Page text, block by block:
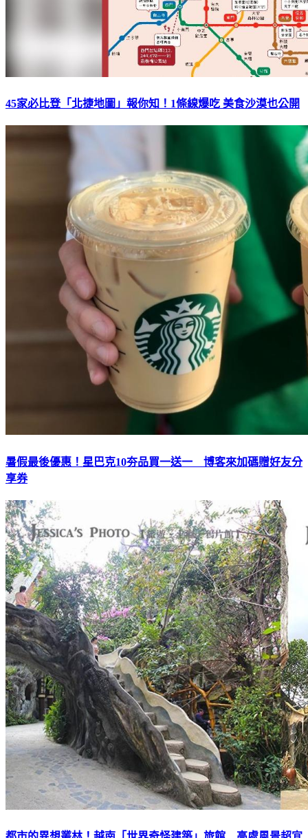
45家必比登「北捷地圖」報你知！1條線爆吃 美食沙漠也公開
暑假最後優惠！星巴克10夯品買一送一 博客來加碼贈好友分
享券